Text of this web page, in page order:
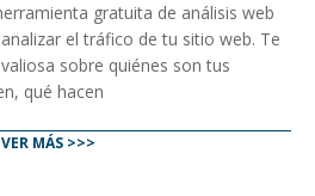
gratuita de análisis web
el tráfico de tu sitio web. Te
sobre quiénes son tus
qué hacen
VER MÁS >>>